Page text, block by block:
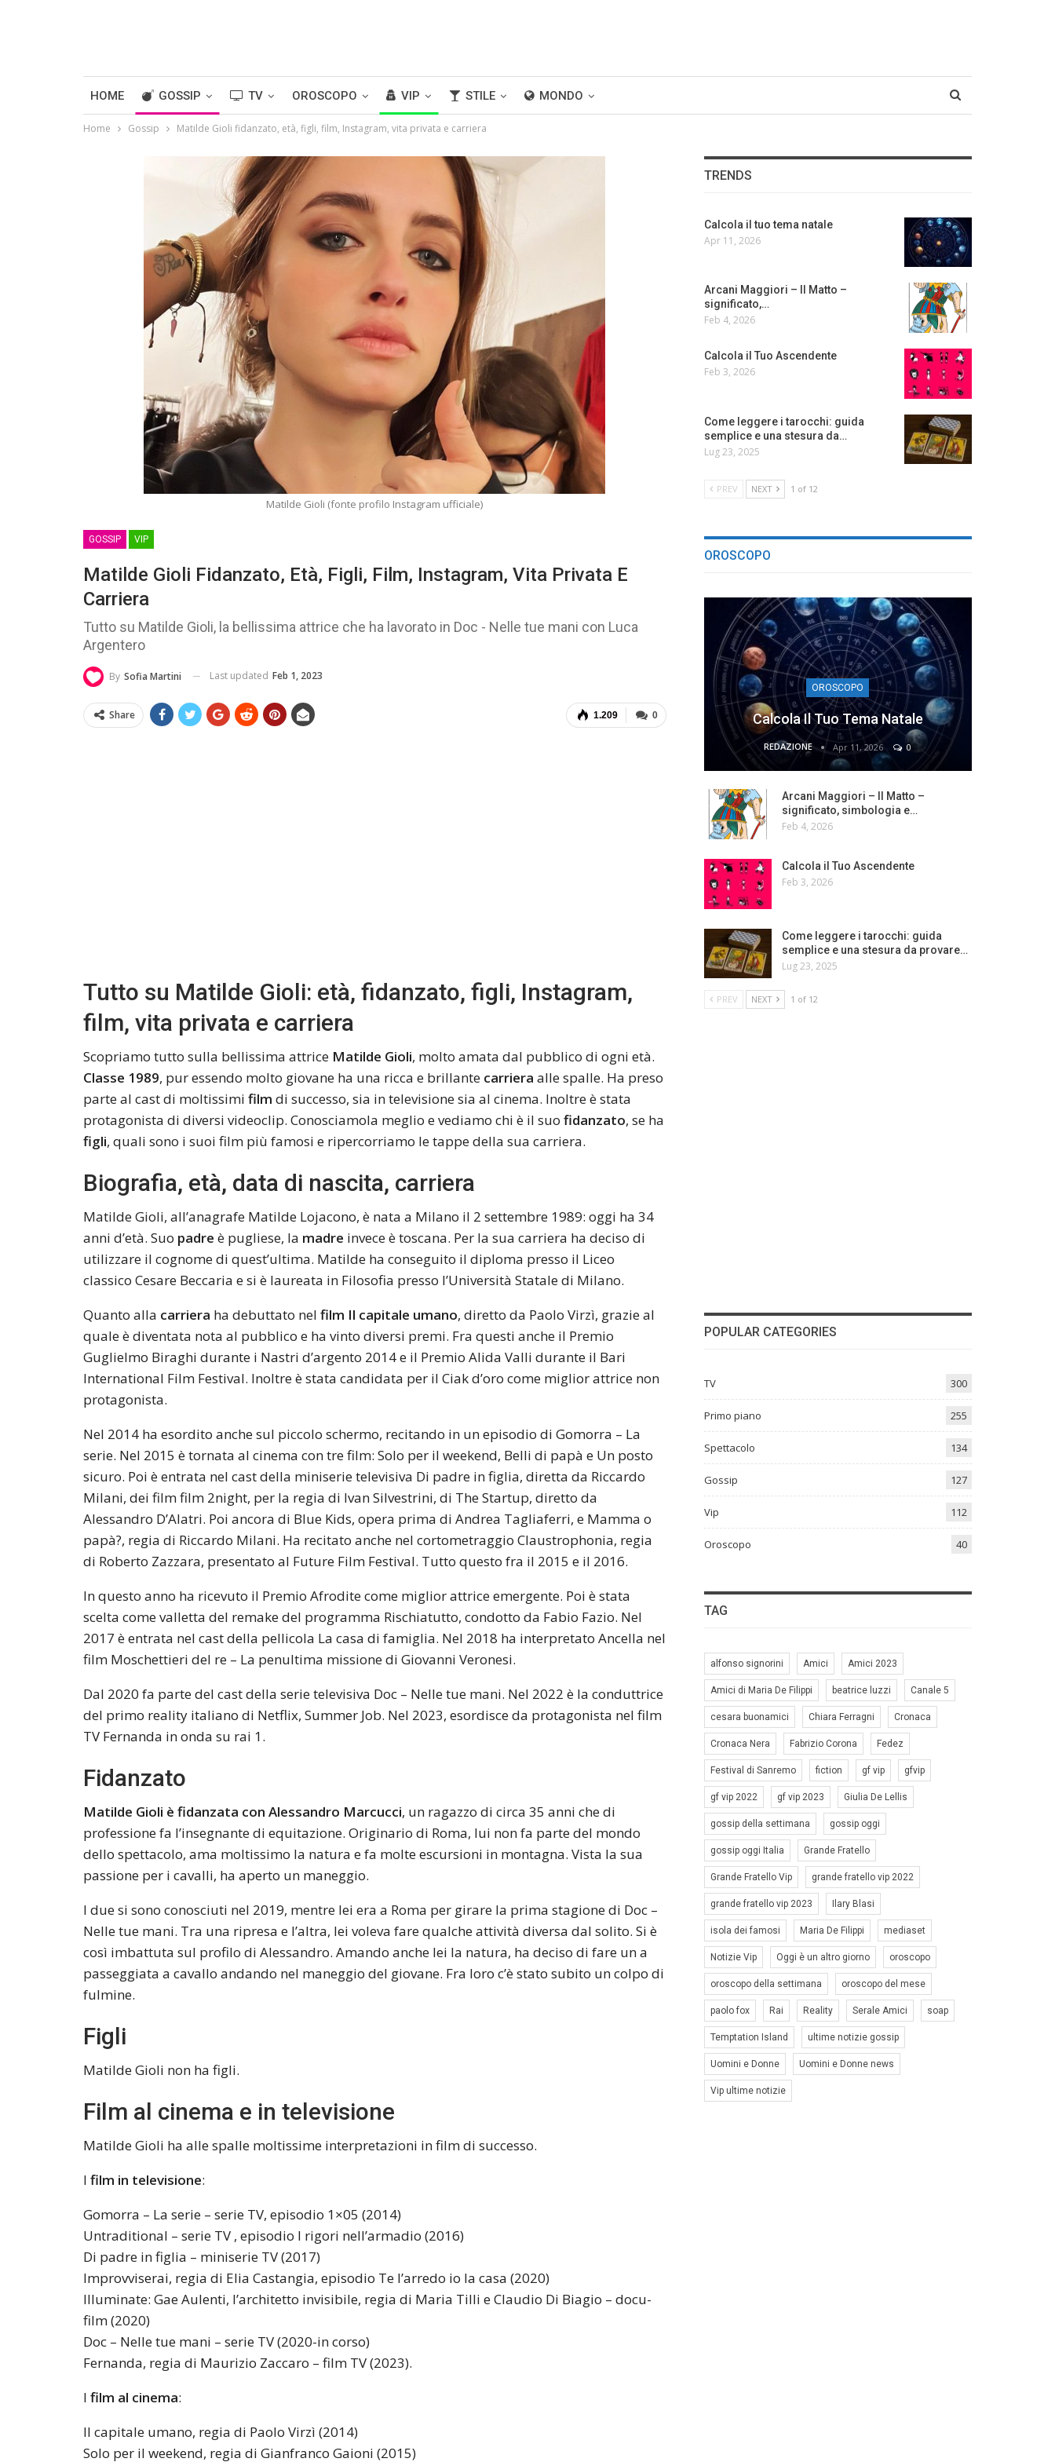
HOME GOSSIP TV OROSCOPO VIP STILE MONDO
Home Gossip Matilde Gioli fidanzato, età, figli, film, Instagram, vita privata e carriera
Matilde Gioli (fonte profilo Instagram ufficiale)
GOSSIP VIP
Matilde Gioli Fidanzato, Età, Figli, Film, Instagram, Vita Privata E
Carriera
Tutto su Matilde Gioli, la bellissima attrice che ha lavorato in Doc - Nelle tue mani con Luca
Argentero
By Sofia Martini Last updated Feb 1, 2023
0
1.209
Share
Tutto su Matilde Gioli: età, fidanzato, figli, Instagram,
film, vita privata e carriera
Scopriamo tutto sulla bellissima attrice Matilde Gioli, molto amata dal pubblico di ogni età.
Classe 1989, pur essendo molto giovane ha una ricca e brillante carriera alle spalle. Ha preso
parte al cast di moltissimi film di successo, sia in televisione sia al cinema. Inoltre è stata
protagonista di diversi videoclip. Conosciamola meglio e vediamo chi è il suo fidanzato, se ha
figli, quali sono i suoi film più famosi e ripercorriamo le tappe della sua carriera.
Biografia, età, data di nascita, carriera
Matilde Gioli, all’anagrafe Matilde Lojacono, è nata a Milano il 2 settembre 1989: oggi ha 34
anni d’età. Suo padre è pugliese, la madre invece è toscana. Per la sua carriera ha deciso di
utilizzare il cognome di quest’ultima. Matilde ha conseguito il diploma presso il Liceo
classico Cesare Beccaria e si è laureata in Filosofia presso l’Università Statale di Milano.
Quanto alla carriera ha debuttato nel film Il capitale umano, diretto da Paolo Virzì, grazie al
quale è diventata nota al pubblico e ha vinto diversi premi. Fra questi anche il Premio
Guglielmo Biraghi durante i Nastri d’argento 2014 e il Premio Alida Valli durante il Bari
International Film Festival. Inoltre è stata candidata per il Ciak d’oro come miglior attrice non
protagonista.
Nel 2014 ha esordito anche sul piccolo schermo, recitando in un episodio di Gomorra – La
serie. Nel 2015 è tornata al cinema con tre film: Solo per il weekend, Belli di papà e Un posto
sicuro. Poi è entrata nel cast della miniserie televisiva Di padre in figlia, diretta da Riccardo
Milani, dei film film 2night, per la regia di Ivan Silvestrini, di The Startup, diretto da
Alessandro D’Alatri. Poi ancora di Blue Kids, opera prima di Andrea Tagliaferri, e Mamma o
papà?, regia di Riccardo Milani. Ha recitato anche nel cortometraggio Claustrophonia, regia
di Roberto Zazzara, presentato al Future Film Festival. Tutto questo fra il 2015 e il 2016.
In questo anno ha ricevuto il Premio Afrodite come miglior attrice emergente. Poi è stata
scelta come valletta del remake del programma Rischiatutto, condotto da Fabio Fazio. Nel
2017 è entrata nel cast della pellicola La casa di famiglia. Nel 2018 ha interpretato Ancella nel
film Moschettieri del re – La penultima missione di Giovanni Veronesi.
Dal 2020 fa parte del cast della serie televisiva Doc – Nelle tue mani. Nel 2022 è la conduttrice
del primo reality italiano di Netflix, Summer Job. Nel 2023, esordisce da protagonista nel film
TV Fernanda in onda su rai 1.
Fidanzato
Matilde Gioli è fidanzata con Alessandro Marcucci, un ragazzo di circa 35 anni che di
professione fa l’insegnante di equitazione. Originario di Roma, lui non fa parte del mondo
dello spettacolo, ama moltissimo la natura e fa molte escursioni in montagna. Vista la sua
passione per i cavalli, ha aperto un maneggio.
I due si sono conosciuti nel 2019, mentre lei era a Roma per girare la prima stagione di Doc –
Nelle tue mani. Tra una ripresa e l’altra, lei voleva fare qualche attività diversa dal solito. Si è
così imbattuta sul profilo di Alessandro. Amando anche lei la natura, ha deciso di fare un a
passeggiata a cavallo andando nel maneggio del giovane. Fra loro c’è stato subito un colpo di
fulmine.
Figli
Matilde Gioli non ha figli.
Film al cinema e in televisione
Matilde Gioli ha alle spalle moltissime interpretazioni in film di successo.
I film in televisione:
Gomorra – La serie – serie TV, episodio 1×05 (2014)
Untraditional – serie TV , episodio I rigori nell’armadio (2016)
Di padre in figlia – miniserie TV (2017)
Improvviserai, regia di Elia Castangia, episodio Te l’arredo io la casa (2020)
Illuminate: Gae Aulenti, l’architetto invisibile, regia di Maria Tilli e Claudio Di Biagio – docu-
film (2020)
Doc – Nelle tue mani – serie TV (2020-in corso)
Fernanda, regia di Maurizio Zaccaro – film TV (2023).
I film al cinema:
Il capitale umano, regia di Paolo Virzì (2014)
Solo per il weekend, regia di Gianfranco Gaioni (2015)
TRENDS
Calcola il tuo tema natale
Apr 11, 2026
Arcani Maggiori – Il Matto –
significato,…
Feb 4, 2026
Calcola il Tuo Ascendente
Feb 3, 2026
Come leggere i tarocchi: guida
semplice e una stesura da…
Lug 23, 2025
PREV NEXT 1 of 12
OROSCOPO
OROSCOPO
Calcola Il Tuo Tema Natale
REDAZIONE Apr 11, 2026 0
Arcani Maggiori – Il Matto –
significato, simbologia e…
Feb 4, 2026
Calcola il Tuo Ascendente
Feb 3, 2026
Come leggere i tarocchi: guida
semplice e una stesura da provare…
Lug 23, 2025
PREV NEXT 1 of 12
POPULAR CATEGORIES
TV 300
Primo piano 255
Spettacolo 134
Gossip 127
Vip 112
Oroscopo 40
TAG
alfonso signorini Amici Amici 2023
Amici di Maria De Filippi beatrice luzzi Canale 5
cesara buonamici Chiara Ferragni Cronaca
Cronaca Nera Fabrizio Corona Fedez
Festival di Sanremo fiction gf vip gfvip
gf vip 2022 gf vip 2023 Giulia De Lellis
gossip della settimana gossip oggi
gossip oggi Italia Grande Fratello
Grande Fratello Vip grande fratello vip 2022
grande fratello vip 2023 Ilary Blasi
isola dei famosi Maria De Filippi mediaset
Notizie Vip Oggi è un altro giorno oroscopo
oroscopo della settimana oroscopo del mese
paolo fox Rai Reality Serale Amici soap
Temptation Island ultime notizie gossip
Uomini e Donne Uomini e Donne news
Vip ultime notizie